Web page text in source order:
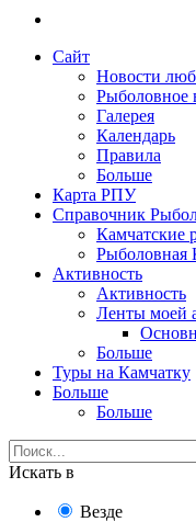
Сайт
Новости
Рыболовное
Галерея
Календарь
Правила
Больше
Карта РПУ
Справочник
Камчатские
Рыболовная
Активность
Активность
Ленты моей
Больше
Туры на Камчатку
Больше
Больше
Искать в
Везде